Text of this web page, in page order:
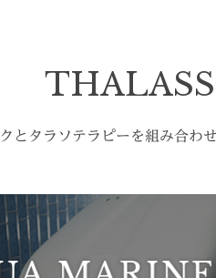
とタラソテラピーを組み合わ